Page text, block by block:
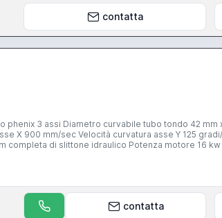
contatta
mm Raggio curvatuva 25 mm/220
sec Velocità curvatura asse Y 125 gradi/sec Velocità rotazione asse
contatta